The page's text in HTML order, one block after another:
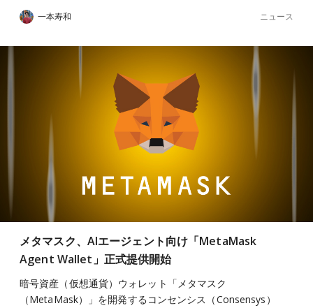
一本寿和 ニュース
メタマスク、AIエージェント向け「MetaMask
Agent Wallet」正式提供開始
暗号資産（仮想通貨）ウォレット「メタマスク
（MetaMask）」を開発するコンセンシス（Consensys）